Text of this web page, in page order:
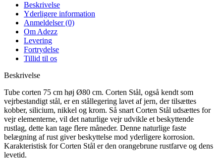
Beskrivelse
Yderligere information
Anmeldelser (0)
Om Adezz
Levering
Fortrydelse
Tillid til os
Beskrivelse
Tube corten 75 cm høj Ø80 cm. Corten Stål, også kendt som
vejrbestandigt stål, er en stållegering lavet af jern, der tilsættes
kobber, silicium, nikkel og krom. Så snart Corten Stål udsættes for
vejr elementerne, vil det naturlige vejr udvikle et beskyttende
rustlag, dette kan tage flere måneder. Denne naturlige faste
belægning af rust giver beskyttelse mod yderligere korrosion.
Karakteristisk for Corten Stål er den orangebrune rustfarve og dens
levetid.